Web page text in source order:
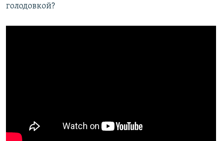
голодовкой?